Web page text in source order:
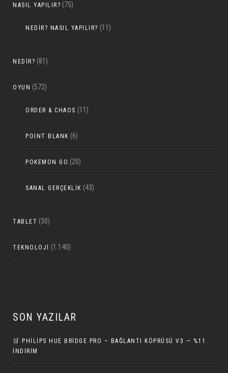
NASIL YAPILIR? (75)
NEDIR? NASIL YAPILIR? (11)
NEDIR? (81)
OYUN (572)
ORDER & CHAOS (11)
POINT BLANK (6)
POKEMON GO (20)
SANAL GERÇEKLIK (43)
TABLET (30)
TEKNOLOJI (1.140)
SON YAZILAR
🛒 PHILIPS HUE BRIDGE PRO – BAĞLANTI KÖPRÜSÜ V3 — %11
İNDIRIM